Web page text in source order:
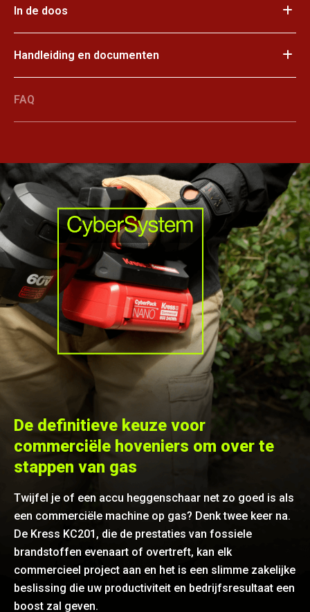
In de doos
Handleiding en documenten
FAQ
De definitieve keuze voor
commerciële hoveniers om over te
stappen van gas
Twijfel je of een accu heggenschaar net zo goed is als
een commerciële machine op gas? Denk twee keer na.
De Kress KC201, die de prestaties van fossiele
brandstoffen evenaart of overtreft, kan elk
commercieel project aan en het is een slimme zakelijke
beslissing die uw productiviteit en bedrijfsresultaat een
boost zal geven.